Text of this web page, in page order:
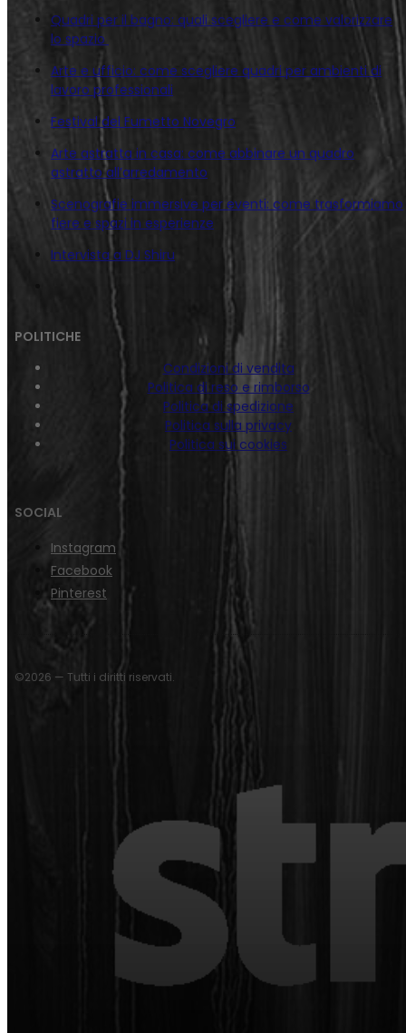
Quadri per il bagno: quali scegliere e come valorizzare
lo spazio
Arte e ufficio: come scegliere quadri per ambienti di
lavoro professionali
Festival del Fumetto Novegro
Arte astratta in casa: come abbinare un quadro
astratto all’arredamento
Scenografie immersive per eventi: come trasformiamo
fiere e spazi in esperienze
Intervista a DJ Shiru
POLITICHE
Condizioni di vendita
Politica di reso e rimborso
Politica di spedizione
Politica sulla privacy
Politica sui cookies
SOCIAL
Instagram
Facebook
Pinterest
©2026 — Tutti i diritti riservati.